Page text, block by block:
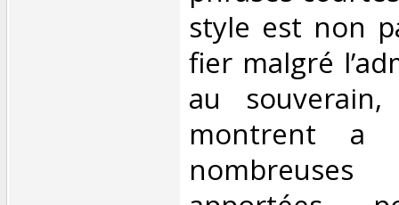
style est non
fier malgré
au
montrent a